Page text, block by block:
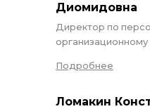
+7 (423) 234
Диомидовна
Директор по
Подробнее
Ломакин